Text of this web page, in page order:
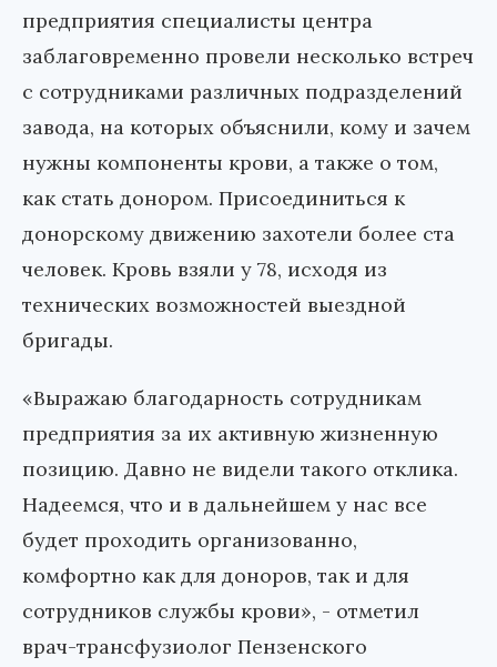
предприятия специалисты центра
заблаговременно провели несколько встреч
с сотрудниками различных подразделений
завода, на которых объяснили, кому и зачем
нужны компоненты крови, а также о том,
как стать донором. Присоединиться к
донорскому движению захотели более ста
человек. Кровь взяли у 78, исходя из
технических возможностей выездной
бригады.
«Выражаю благодарность сотрудникам
предприятия за их активную жизненную
позицию. Давно не видели такого отклика.
Надеемся, что и в дальнейшем у нас все
будет проходить организованно,
комфортно как для доноров, так и для
сотрудников службы крови», - отметил
врач-трансфузиолог Пензенского